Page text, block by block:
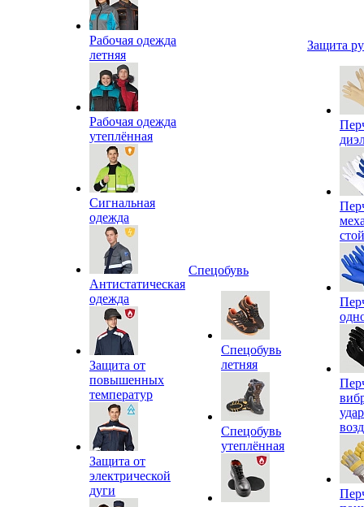
Рабочая одежда
летняя
Рабочая одежда
утеплённая
Сигнальная
одежда
Антистатическая
одежда
Защита от
повышенных
температур
Защита от
электрической
дуги
Спецобувь
Спецобувь
летняя
Спецобувь
утеплённая
Защита